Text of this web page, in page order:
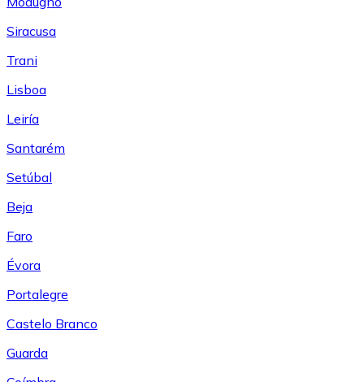
Siracusa
Trani
Lisboa
Leiría
Santarém
Setúbal
Beja
Faro
Évora
Portalegre
Castelo Branco
Guarda